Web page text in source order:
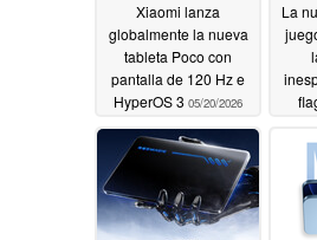
Xiaomi lanza
globalmente la nueva
tableta Poco con
pantalla de 120 Hz e
HyperOS 3 05/20/2026
La